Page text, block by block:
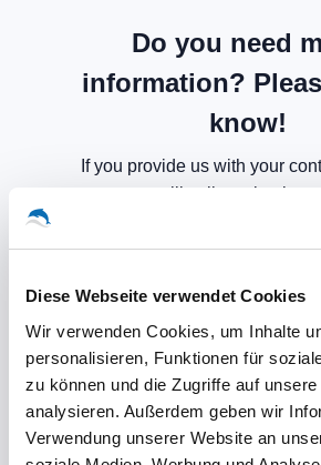
Diese Webseite verwendet Cookies
Wir verwenden Cookies, um Inhalte
personalisieren, Funktionen für
zu können und die Zugriffe auf
analysieren. Außerdem geben wir
Verwendung unserer Website an
Do you need
information?
know!
If you provide us with your
will call you back